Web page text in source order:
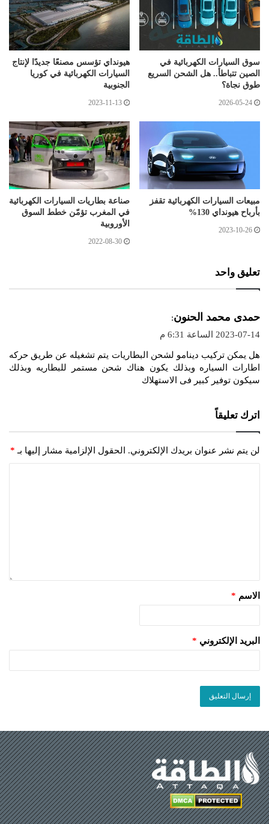
سوق السيارات الكهربائية في
الصين تتباطأ.. هل الشحن السريع
طوق نجاة؟
2026-05-24
هيونداي تؤسس مصنعًا جديدًا لإنتاج
السيارات الكهربائية في كوريا
الجنوبية
2023-11-13
مبيعات السيارات الكهربائية تقفز
بأرباح هيونداي 130%
2023-10-26
صناعة بطاريات السيارات الكهربائية
في المغرب تؤمّن خطط السوق
الأوروبية
2022-08-30
تعليق واحد
ي
ق
ل
حمدى محمد الحنون:
2023-07-14 الساعة 6:31 م
هل يمكن تركيب دينامو لشحن البطاريات يتم تشغيله عن طريق حركه
اطارات السياره وبذلك يكون هناك شحن مستمر للبطاريه وبذلك
سيكون توفير كبير فى الاستهلاك
اترك تعليقاً
لن يتم نشر عنوان بريدك الإلكتروني. الحقول الإلزامية مشار إليها بـ *
الاسم *
البريد الإلكتروني *